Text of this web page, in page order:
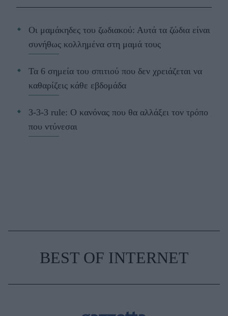
Οι μαμάκηδες του ζωδιακού: Αυτά τα ζώδια είναι
συνήθως κολλημένα στη μαμά τους
Τα 6 σημεία του σπιτιού που δεν χρειάζεται να
καθαρίζεις κάθε εβδομάδα
3-3-3 rule: Ο κανόνας που θα αλλάξει τον τρόπο
που ντύνεσαι
BEST OF INTERNET